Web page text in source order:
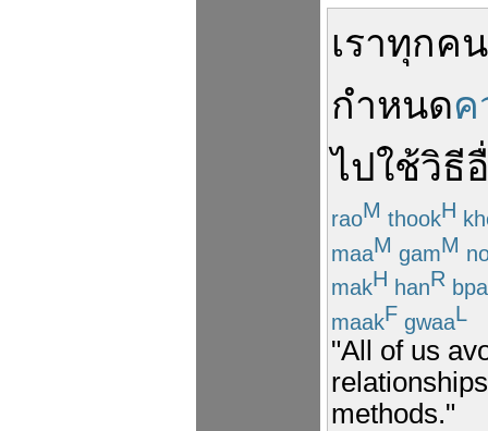
เราทุกคน
กำหนดค
ไปใช้วิธี
raoM thookH
maaM gamM
makH hanR
maakF gwaaL
"All of us
methods."